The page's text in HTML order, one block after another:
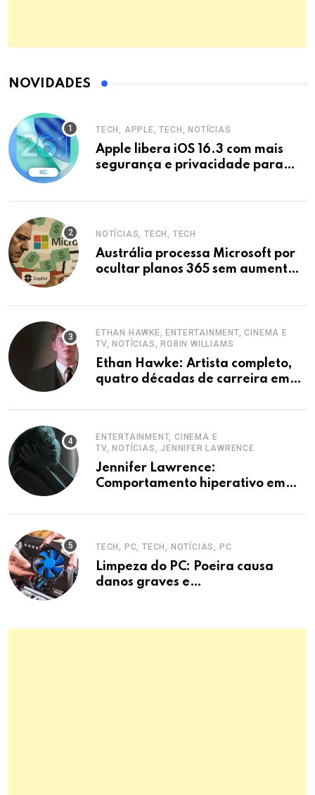
NOVIDADES
TECH, APPLE, TECH, NOTÍCIAS
Apple libera iOS 16.3 com mais
segurança e privacidade para
NOTÍCIAS, TECH, TECH
Austrália processa Microsoft por
ocultar planos 365 sem aumento e
ETHAN HAWKE, ENTERTAINMENT, CINEMA E
TV, NOTÍCIAS, ROBIN WILLIAMS
Ethan Hawke: Artista completo,
quatro décadas de carreira em
ENTERTAINMENT, CINEMA E
TV, NOTÍCIAS, JENNIFER LAWRENCE
Jennifer Lawrence:
Comportamento hiperativo em
defesa.
TECH, PC, TECH, NOTÍCIAS, PC
Limpeza do PC: Poeira causa
danos graves e